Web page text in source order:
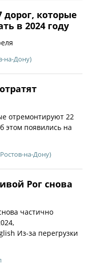
дорог, которые
в 2024 году
на-Дону)
отремонтируют 22
этом появились на
на-Дону)
Рог снова
частично
Из-за перегрузки